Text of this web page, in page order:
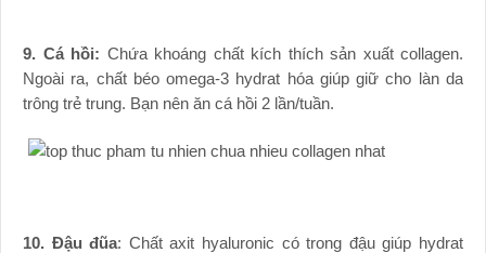
9. Cá hồi: Chứa khoáng chất kích thích sản xuất collagen.
Ngoài ra, chất béo omega-3 hydrat hóa giúp giữ cho làn da
trông trẻ trung. Bạn nên ăn cá hồi 2 lần/tuần.
10. Đậu đũa: Chất axit hyaluronic có trong đậu giúp hydrat